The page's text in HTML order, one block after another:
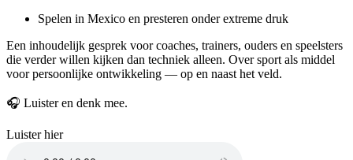
Spelen in Mexico en presteren onder extreme druk
Een inhoudelijk gesprek voor coaches, trainers, ouders en speelsters
die verder willen kijken dan techniek alleen. Over sport als middel
voor persoonlijke ontwikkeling — op en naast het veld.
🎧 Luister en denk mee.
Luister hier